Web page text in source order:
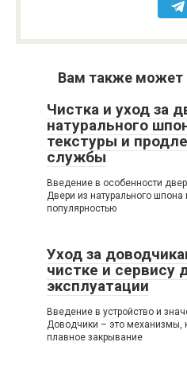
Вам также может
Чистка и уход за
натурального
текстуры и
службы
Введение в особенности
Двери из натурального
популярностью
Уход за
чистке и сервису
эксплуатации
Введение в устройство и
Доводчики – это механизмы,
плавное закрывание